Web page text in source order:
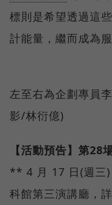
標則是希望透過這
計能量，繼而成為
左至右為企劃專員
影/林衍億)
【活動預告】第28
** 4 月 17 日(週三
科館第三演講廳，